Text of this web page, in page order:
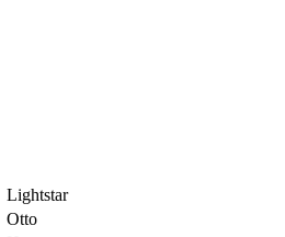
Lightstar
Otto